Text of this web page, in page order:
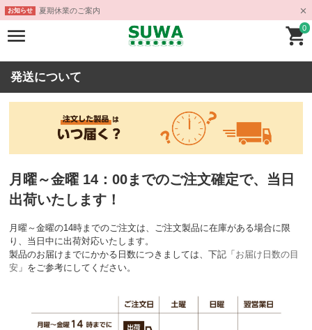
お知らせ 夏期休業のご案内
0
発送について
月曜～金曜 14：00までのご注文確定で、当日
出荷いたします！
月曜～金曜の14時までのご注文は、ご注文製品に在庫がある場合に限
り、当日中に出荷対応いたします。
製品のお届けまでにかかる日数につきましては、下記「 お届け日数の目
安 」をご参考にしてください。